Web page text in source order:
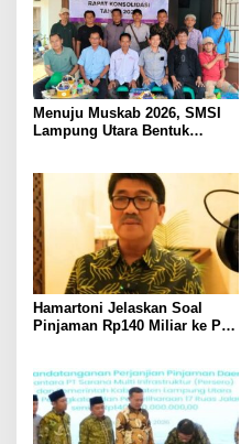
Menuju Muskab 2026, SMSI
Lampung Utara Bentuk
Hamartoni Jelaskan Soal
Pinjaman Rp140 Miliar ke PT
Bertahun-tahun